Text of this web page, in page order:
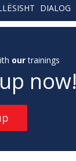
DIALOG
ourtrainings
now!